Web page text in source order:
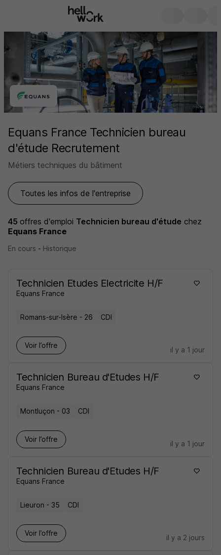
Equans France Technicien bureau
d'étude Recrutement
Métiers techniques du bâtiment
Toutes les infos de l'entreprise
45 offres d'emploi Technicien bureau d'étude chez
Equans France
En cours - Historique
Technicien Etudes Electricite H/F
Equans France
Romans-sur-Isère - 26 CDI
Voir l’offre
il y a 1 jour
Technicien Bureau d'Etudes H/F
Equans France
Montluçon - 03 CDI
Voir l’offre
il y a 1 jour
Technicien Bureau d'Etudes H/F
Equans France
Lieuron - 35 CDI
Voir l’offre
il y a 2 jours